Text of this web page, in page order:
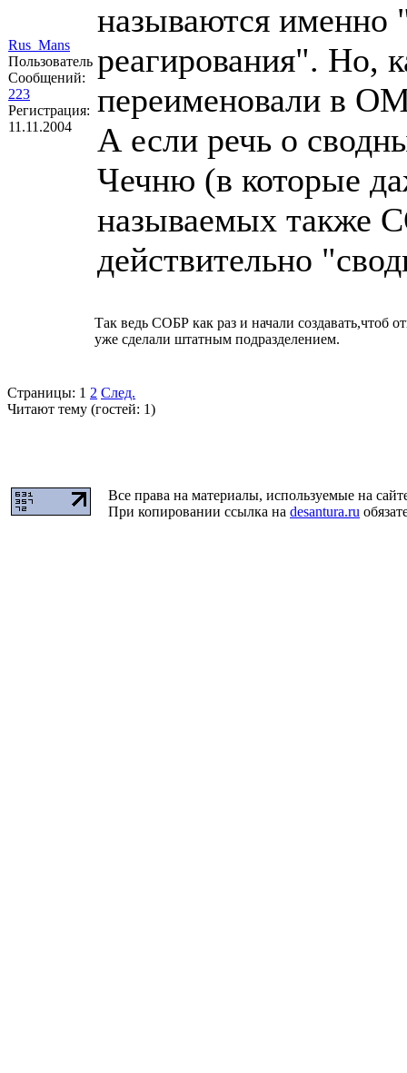
Rus_Mans
Пользователь
Сообщений:
223
Регистрация:
11.11.2004
называются
реагирования". Но,
переименовали в
А если речь о
Чечню (в которые
называемых также
действительно
Так ведь СОБР как раз и начали
уже сделали штатным подразделением.
Страницы: 1 2 След.
Читают тему (гостей: 1)
Все права на материалы, используемые на
При копировании ссылка на desantura.ru